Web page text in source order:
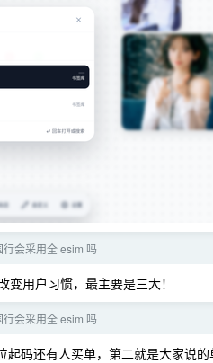
会采用全 esim 吗
用户习惯，最主要是三大！
会采用全 esim 吗
码还有人买单，第二就是大家说